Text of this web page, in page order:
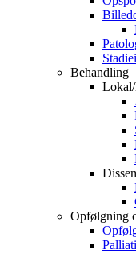
Behandling
Lokal/
Opfølgning